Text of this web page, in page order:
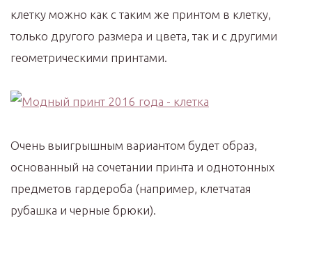
клетку можно как с таким же принтом в клетку,
только другого размера и цвета, так и с другими
геометрическими принтами.
Очень выигрышным вариантом будет образ,
основанный на сочетании принта и однотонных
предметов гардероба (например, клетчатая
рубашка и черные брюки).